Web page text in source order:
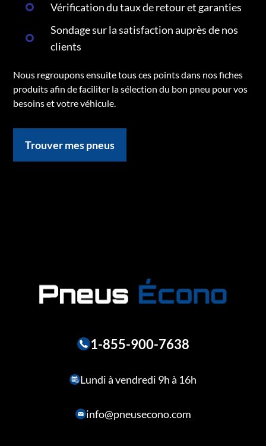
Vérification du taux de retour et garanties
Sondage sur la satisfaction auprès de nos
clients
Nous regroupons ensuite tous ces points dans nos fiches
produits afin de faciliter la sélection du bon pneu pour vos
besoins et votre véhicule.
Trouver mes pneus
1-855-900-7638
Lundi à vendredi 9h à 16h
info@pneusecono.com